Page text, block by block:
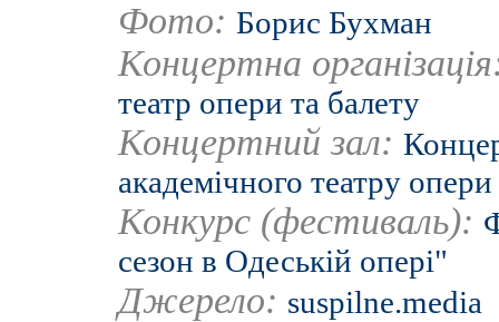
Фото: Борис Бухман
Концертна
театр опери та балету
Концертний зал:
академічного театру
Конкурс (фестиваль):
сезон в Одеській опері"
Джерело: suspilne.media